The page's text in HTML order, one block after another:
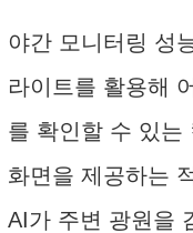
야간 모니터링 성
라이트를 활용해
를 확인할 수 있는
화면을 제공하는
AI가 주변 광원을